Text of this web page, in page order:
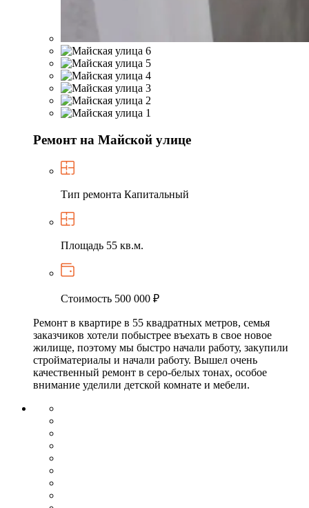
Ремонт на Майской улице
Тип ремонта Капитальный
Площадь 55 кв.м.
Стоимость 500 000 ₽
Ремонт в квартире в 55 квадратных метров, семья
заказчиков хотели побыстрее въехать в свое новое
жилище, поэтому мы быстро начали работу, закупили
стройматериалы и начали работу. Вышел очень
качественный ремонт в серо-белых тонах, особое
внимание уделили детской комнате и мебели.